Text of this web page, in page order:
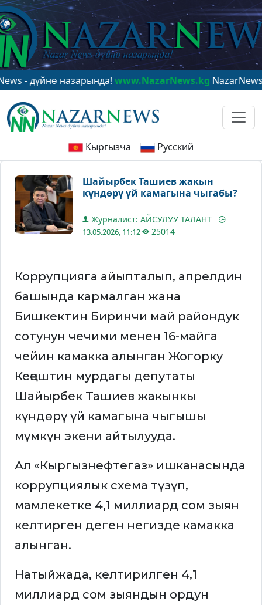
назарында!www.NazarNews.kgNazarNews - в
Кыргызча Русский
Шайырбек Ташиев жакын
күндөрү үй камагына чыгабы?
Журналист: АЙСУЛУУ ТАЛАНТ
13.05.2026, 11:12 25014
Коррупцияга айыпталып, апрелдин
башында кармалган жана
Бишкектин Биринчи май райондук
сотунун чечими менен 16-майга
чейин камакка алынган Жогорку
Кеңештин мурдагы депутаты
Шайырбек Ташиев жакынкы
күндөрү үй камагына чыгышы
мүмкүн экени айтылууда.
Ал «Кыргызнефтегаз» ишканасында
коррупциялык схема түзүп,
мамлекетке 4,1 миллиард сом зыян
келтирген деген негизде камакка
алынган.
Натыйжада, келтирилген 4,1
миллиард сом зыяндын ордун